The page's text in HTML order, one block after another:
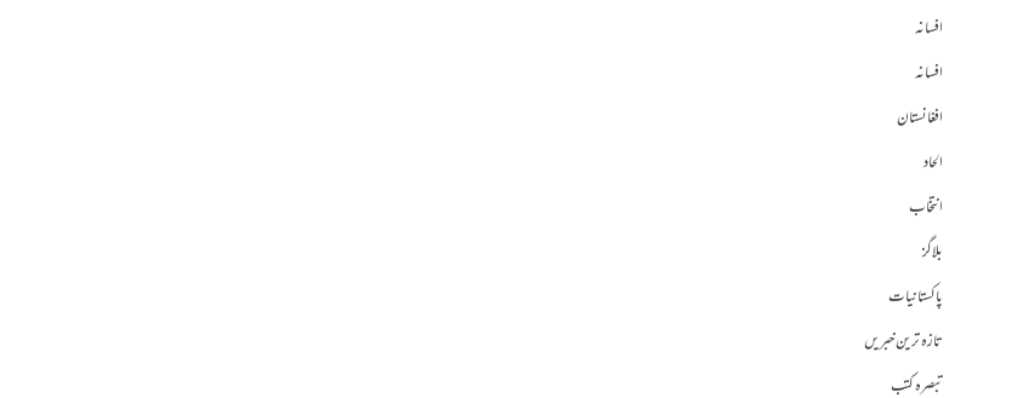
افسانہ
افسانہ
افغانستان
الحاد
انتخاب
بلاگز
پاکستانیات
تازہ ترین خبریں
تبصرہ کتب